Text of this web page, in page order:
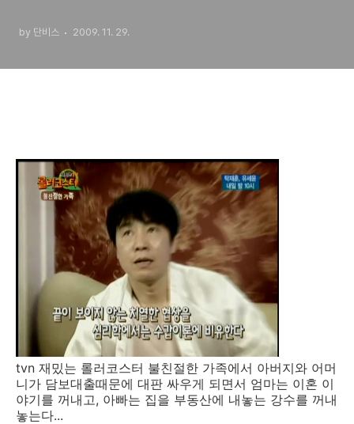
by 단비스 2009. 11. 29.
tvn 재밌는 롤러코스터 불친절한 가족에서 아버지와 어머
니가 담보대출때문에 대판 싸우게 되면서 엄마는 이혼 이
야기를 꺼내고, 아빠는 집을 부동산에 내놓는 강수를 꺼내
놓는다...